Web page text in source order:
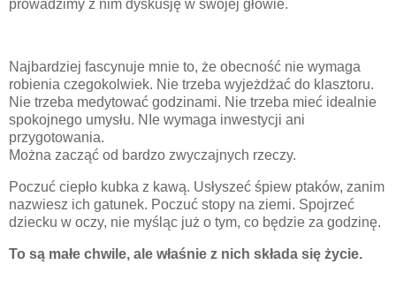
prowadzimy z nim dyskusję w swojej głowie.
Najbardziej fascynuje mnie to, że obecność nie wymaga
robienia czegokolwiek. Nie trzeba wyjeżdżać do klasztoru.
Nie trzeba medytować godzinami. Nie trzeba mieć idealnie
spokojnego umysłu. NIe wymaga inwestycji ani
przygotowania.
Można zacząć od bardzo zwyczajnych rzeczy.
Poczuć ciepło kubka z kawą. Usłyszeć śpiew ptaków, zanim
nazwiesz ich gatunek. Poczuć stopy na ziemi. Spojrzeć
dziecku w oczy, nie myśląc już o tym, co będzie za godzinę.
To są małe chwile, ale właśnie z nich składa się życie.